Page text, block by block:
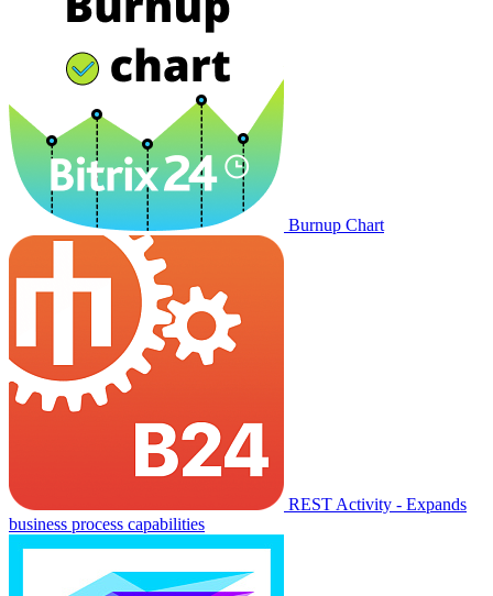
Burnup Chart
REST Activity - Expands
business process capabilities